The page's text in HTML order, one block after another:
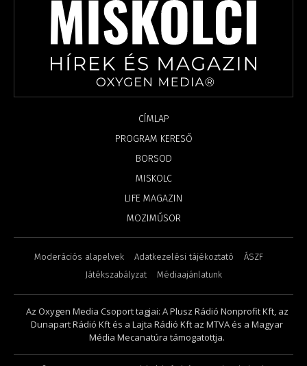
CÍMLAP
PROGRAM KERESŐ
BORSOD
MISKOLC
LIFE MAGAZIN
MOZIMŰSOR
Moderációs alapelvek Adatkezelési tájékoztató
ÁSZF
Játékszabályzat
Médiaajánlatunk
Az Oxygen Media Csoport tagjai: A Plusz Rádió Nonprofit Kft, az
Dunapart Rádió Kft és a Lajta Rádió Kft az MTVA és a Magyar
Média Mecanatúra támogatottja.